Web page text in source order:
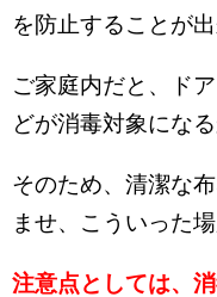
を防止することが出
ご家庭内だと、ド
どが消毒対象にな
そのため、清潔な
ませ、こういった
注意点としては、